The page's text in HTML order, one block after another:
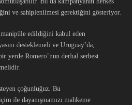
ve sahiplenilmesi gerektiğini gösteriyor.
edildiğini kabul eden
desteklemeli ve Uruguay’da,
yerde Romero’nun derhal serbest
çoğunluğuz. Bu
ile dayanışmamızı mahkeme